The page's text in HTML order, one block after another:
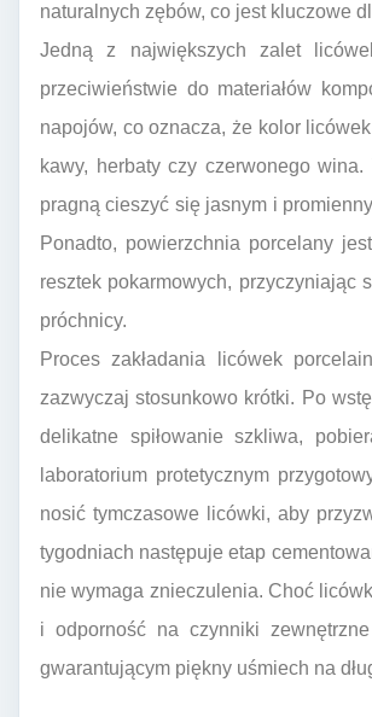
naturalnych zębów, co jest kluczowe
Jedną z największych zalet
przeciwieństwie do materiałów
napojów, co oznacza, że kolor
kawy, herbaty czy czerwonego
pragną cieszyć się jasnym i
Ponadto, powierzchnia porcelany
resztek pokarmowych,
próchnicy.
Proces zakładania licówek
zazwyczaj stosunkowo krótki. Po
delikatne spiłowanie szkliwa,
laboratorium protetycznym
nosić tymczasowe licówki, aby
tygodniach następuje etap
nie wymaga znieczulenia. Choć
i odporność na czynniki
gwarantującym piękny uśmiech na